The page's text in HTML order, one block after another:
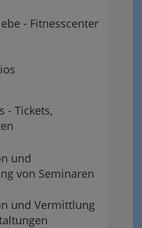
- Fitnesscenter
- Tickets,
und
von Seminaren
und Vermittlung